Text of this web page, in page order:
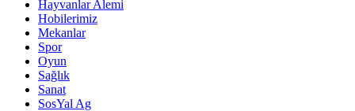
Hayvanlar Alemi
Hobilerimiz
Mekanlar
Spor
Oyun
Sağlık
Sanat
SosYal Ag